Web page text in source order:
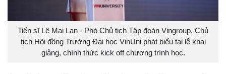
Tiến sĩ Lê Mai Lan - Phó Chủ tịch Tập đoàn Vingroup, Chủ
tịch Hội đồng Trường Đại học VinUni phát biểu tại lễ khai
giảng, chính thức kick off chương trình học.